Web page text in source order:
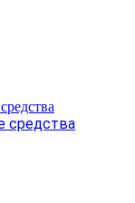
средства